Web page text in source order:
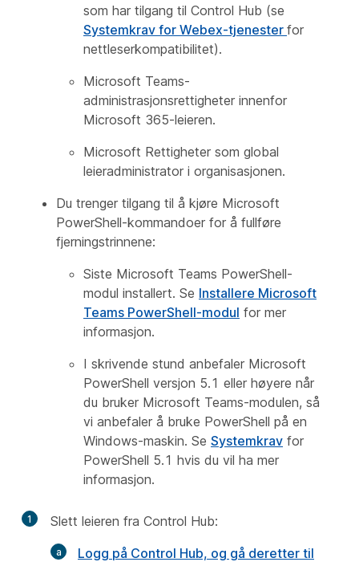
som har tilgang til Control Hub (se
Systemkrav for Webex-tjenester for
nettleserkompatibilitet).
Microsoft Teams-
administrasjonsrettigheter innenfor
Microsoft 365-leieren.
Microsoft Rettigheter som global
leieradministrator i organisasjonen.
Du trenger tilgang til å kjøre Microsoft
PowerShell-kommandoer for å fullføre
fjerningstrinnene:
Siste Microsoft Teams PowerShell-
modul installert. Se Installere Microsoft
Teams PowerShell-modul for mer
informasjon.
I skrivende stund anbefaler Microsoft
PowerShell versjon 5.1 eller høyere når
du bruker Microsoft Teams-modulen, så
vi anbefaler å bruke PowerShell på en
Windows-maskin. Se Systemkrav for
PowerShell 5.1 hvis du vil ha mer
informasjon.
1
Slett leieren fra Control Hub:
Logg på Control Hub, og gå deretter til